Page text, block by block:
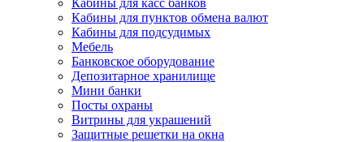
Кабины для касс банков
Кабины для пунктов обмена валют
Кабины для подсудимых
Мебель
Банковское оборудование
Депозитарное хранилище
Мини банки
Посты охраны
Витрины для украшений
Защитные решетки на окна